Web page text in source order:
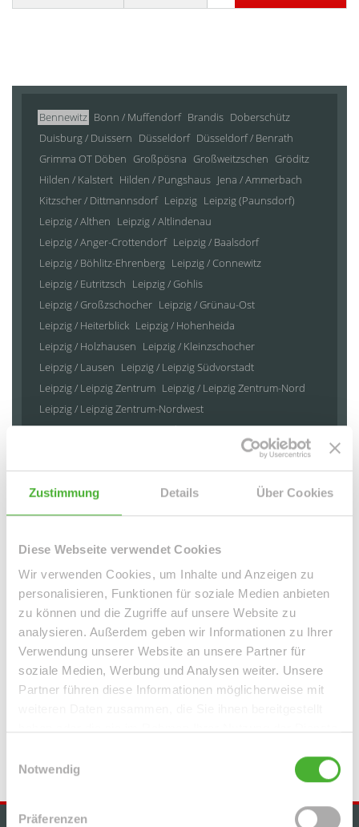
Zustimmung Details Über Cookies
Diese Webseite verwendet Cookies
Wir verwenden Cookies, um Inhalte und Anzeigen zu
personalisieren, Funktionen für soziale Medien anbieten
zu können und die Zugriffe auf unsere Website zu
analysieren. Außerdem geben wir Informationen zu Ihrer
Verwendung unserer Website an unsere Partner für
soziale Medien, Werbung und Analysen weiter. Unsere
Partner führen diese Informationen möglicherweise mit
Notwendig
Präferenzen
Bennewitz Bonn / Muffendorf Brandis Doberschütz
Duisburg / Duissern Düsseldorf Düsseldorf / Benrath
Grimma OT Döben Großpösna Großweitzschen Gröditz
Hilden / Kalstert Hilden / Pungshaus Jena / Ammerbach
Kitzscher / Dittmannsdorf Leipzig Leipzig (Paunsdorf)
Leipzig / Althen Leipzig / Altlindenau
Leipzig / Anger-Crottendorf Leipzig / Baalsdorf
Leipzig / Böhlitz-Ehrenberg Leipzig / Connewitz
Leipzig / Eutritzsch Leipzig / Gohlis
Leipzig / Großzschocher Leipzig / Grünau-Ost
Leipzig / Heiterblick Leipzig / Hohenheida
Leipzig / Holzhausen Leipzig / Kleinzschocher
Leipzig / Lausen Leipzig / Leipzig Südvorstadt
Leipzig / Leipzig Zentrum Leipzig / Leipzig Zentrum-Nord
Leipzig / Leipzig Zentrum-Nordwest
Leipzig / Leipzig Zentrum-Süd
Leipzig / Liebertwolkwitz
Leipzig / Lindenau Leipzig / Lindenthal Leipzig / Mölkau
Leipzig / Neustadt-Neuschönefeld
Leipzig / Paunsdorf
Leipzig / Plagwitz Leipzig / Probstheida Leipzig / Schleußig
Markranstädt
Mügeln Roßwein / Gleisberg
Solingen / Burg an der Wupper
Solingen / Papiermühle
Taucha Taucha / Plösitz Torgau Willich Wurzen
Zeitz
Zwenkau
Immo Bennewitz Haus Bennewitz Häuser Bennewitz
kaufen
Immobilie Bennewitz
Immobilien Bennewitz
Immobilienkauf Bennewitz